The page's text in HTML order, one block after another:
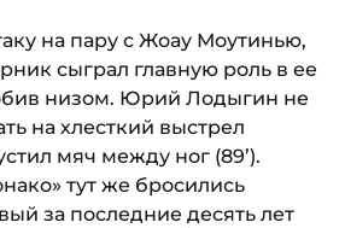
на пару с Жоау Моутинью,
сыграл главную роль в ее
низом. Юрий Лодыгин не
на хлесткий выстрел
мяч между ног (89’).
тут же бросились
за последние десять лет